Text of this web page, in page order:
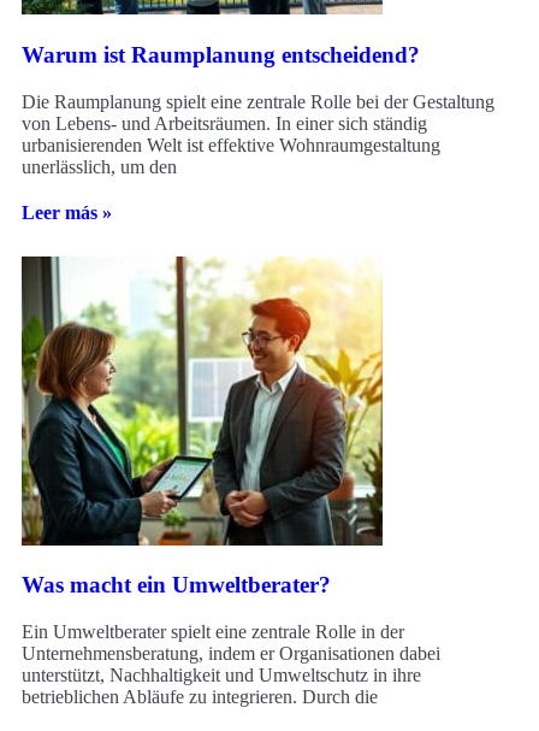
Warum ist Raumplanung entscheidend?
Die Raumplanung spielt eine zentrale Rolle bei der Gestaltung
von Lebens- und Arbeitsräumen. In einer sich ständig
urbanisierenden Welt ist effektive Wohnraumgestaltung
unerlässlich, um den
Leer más »
Was macht ein Umweltberater?
Ein Umweltberater spielt eine zentrale Rolle in der
Unternehmensberatung, indem er Organisationen dabei
unterstützt, Nachhaltigkeit und Umweltschutz in ihre
betrieblichen Abläufe zu integrieren. Durch die